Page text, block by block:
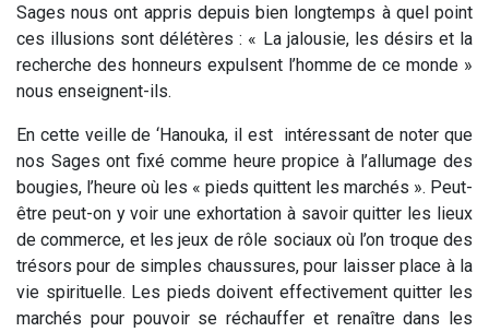
Sages nous ont appris depuis bien longtemps à quel point
ces illusions sont délétères : « La jalousie, les désirs et la
recherche des honneurs expulsent l’homme de ce monde »
nous enseignent-ils.
En cette veille de ‘Hanouka, il est intéressant de noter que
nos Sages ont fixé comme heure propice à l’allumage des
bougies, l’heure où les « pieds quittent les marchés ». Peut-
être peut-on y voir une exhortation à savoir quitter les lieux
de commerce, et les jeux de rôle sociaux où l’on troque des
trésors pour de simples chaussures, pour laisser place à la
vie spirituelle. Les pieds doivent effectivement quitter les
marchés pour pouvoir se réchauffer et renaître dans les